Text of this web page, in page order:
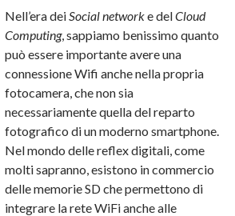
Nell’era dei Social networke delCloud
Computing, sappiamo benissimo quanto
può essere importante avere una
connessione Wifi anche nella propria
fotocamera, che non sia
necessariamente quella del reparto
fotografico di un moderno smartphone.
Nel mondo delle reflex digitali, come
molti sapranno, esistono in commercio
delle memorie SD che permettono di
integrare la rete WiFi anche alle